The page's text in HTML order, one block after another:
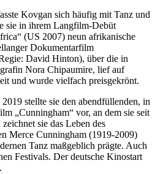
Kovgan sich häufig mit Tanz und
sie in ihrem Langfilm-Debüt
(US 2007) neun afrikanische
Dokumentarfilm
David Hinton), über die in
Nora Chipaumire, lief auf
und wurde vielfach preisgekrönt.
stellte sie den abendfüllenden, in
„Cunningham“ vor, an dem sie seit
sie das Leben des
Merce Cunningham (1919-2009)
Tanz maßgeblich prägte. Auch
Festivals. Der deutsche Kinostart